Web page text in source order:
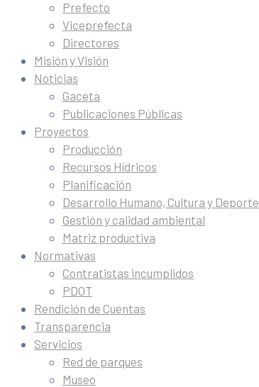
Prefecto
Viceprefecta
Directores
Misión y Visión
Noticias
Gaceta
Publicaciones Públicas
Proyectos
Producción
Recursos Hídricos
Planificación
Desarrollo Humano, Cultura y Deporte
Gestión y calidad ambiental
Matriz productiva
Normativas
Contratistas incumplidos
PDOT
Rendición de Cuentas
Transparencia
Servicios
Red de parques
Museo